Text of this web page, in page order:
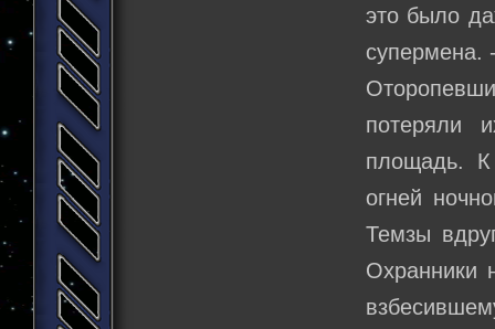
это было
супермена.
потеряли
площадь.
огней
Темзы
Охранники